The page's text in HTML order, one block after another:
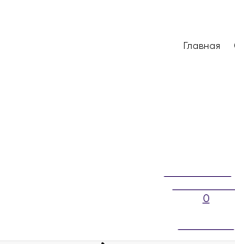
Главная
0